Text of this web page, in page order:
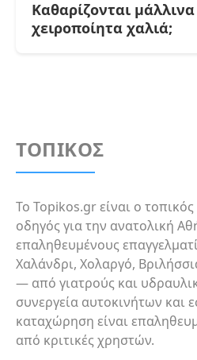
νοικοκυριά. Σε σπίτια με
παιδιά συνιστάται κάθε
Καθαρίζονται
χειροποίητα χαλιά;
απορρυπαντικά για να μην
να διευκρινιστεί η
ΤΟΠΙΚΟΣ
Το Topikos.gr είναι ο
οδηγός για την ανατολική
επαληθευμένους
Χαλάνδρι, Χολαργό,
— από γιατρούς και
συνεργεία αυτοκινήτων και
καταχώρηση είναι
από κριτικές χρηστών.